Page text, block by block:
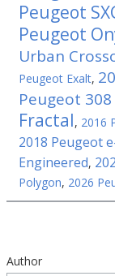
Peugeot
Peugeot
Urban
Peugeot Exalt,
Peugeot 308
Fractal, 2016
2018 Peugeot
Engineered,
Polygon, 2026
Author